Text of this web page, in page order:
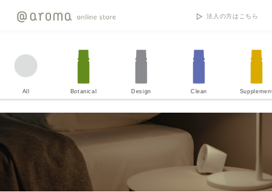
法人の方はこちら
All Botanical Design Clean